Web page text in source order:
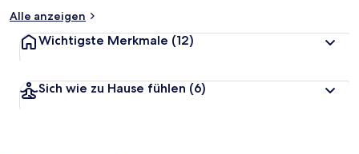
Alle anzeigen
Wichtigste Merkmale (12)
Sich wie zu Hause fühlen (6)